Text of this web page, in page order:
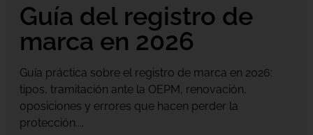
Guía del registro de
marca en 2026
Guía práctica sobre el registro de marca en 2026:
tipos, tramitación ante la OEPM, renovación,
oposiciones y errores que hacen perder la
protección....